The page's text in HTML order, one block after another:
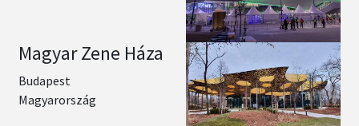
Magyar Zene Háza
Budapest
Magyarország